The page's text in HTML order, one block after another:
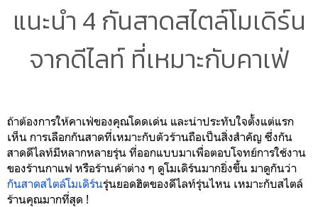
แนะนำ 4 กันสาดสไตล์โมเดิร์น
จากดีไลท์ ที่เหมาะกับคาเฟ่
ถ้าต้องการให้คาเฟ่ของคุณโดดเด่น และน่าประทับใจตั้งแต่แรก
เห็น การเลือกกันสาดที่เหมาะกับตัวร้านถือเป็นสิ่งสำคัญ ซึ่งกัน
สาดดีไลท์มีหลากหลายรุ่น ที่ออกแบบมาเพื่อตอบโจทย์การใช้งาน
ของร้านกาแฟ หรือร้านค้าต่าง ๆ ดูโมเดิร์นมากยิ่งขึ้น มาดูกันว่า
กันสาดสไตล์โมเดิร์นรุ่นยอดฮิตของดีไลท์รุ่นไหน เหมาะกับสไตล์
ร้านคุณมากที่สุด !